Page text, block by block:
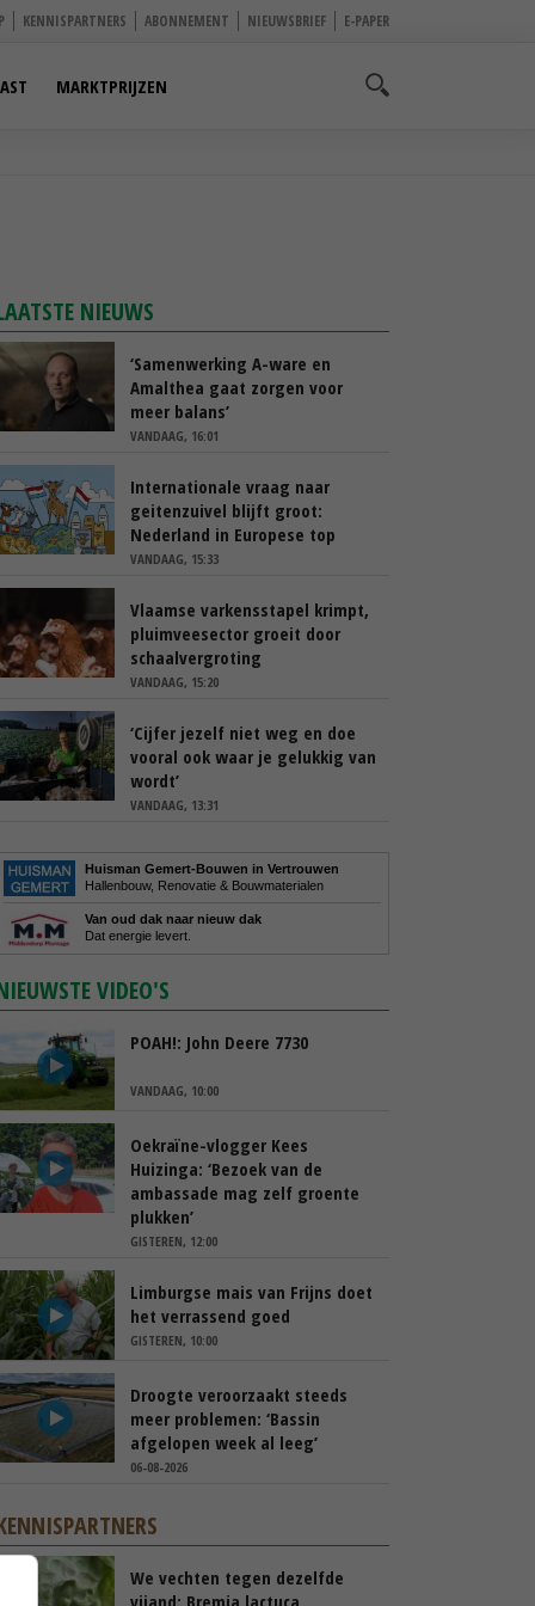
KENNISPARTNERS ABONNEMENT NIEUWSBRIEF E-PAPER
MARKTPRIJZEN
NIEUWS
‘Samenwerking A-ware en
Amalthea gaat zorgen voor
meer balans’
VANDAAG, 16:01
Internationale vraag naar
geitenzuivel blijft groot:
Nederland in Europese top
VANDAAG, 15:33
Vlaamse varkensstapel krimpt,
pluimveesector groeit door
schaalvergroting
VANDAAG, 15:20
‘Cijfer jezelf niet weg en doe
vooral ook waar je gelukkig van
wordt’
VANDAAG, 13:31
Huisman Gemert-Bouwen in Vertrouwen
Hallenbouw, Renovatie & Bouwmaterialen
Van oud dak naar nieuw dak
Dat energie levert.
VIDEO'S
POAH!: John Deere 7730
VANDAAG, 10:00
Oekraïne-vlogger Kees
Huizinga: ‘Bezoek van de
ambassade mag zelf groente
plukken’
GISTEREN, 12:00
Limburgse mais van Frijns doet
het verrassend goed
GISTEREN, 10:00
Droogte veroorzaakt steeds
meer problemen: ‘Bassin
afgelopen week al leeg’
06-08-2026
We vechten tegen dezelfde
vijand: Bremia lactuca